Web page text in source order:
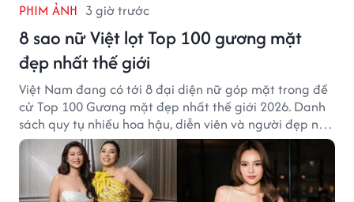
PHIM ẢNH 3 giờ trước
8 sao nữ Việt lọt Top 100 gương mặt
đẹp nhất thế giới
Việt Nam đang có tới 8 đại diện nữ góp mặt trong đề
cử Top 100 Gương mặt đẹp nhất thế giới 2026. Danh
sách quy tụ nhiều hoa hậu, diễn viên và người đẹp nổi
tiếng của showbiz Việt.